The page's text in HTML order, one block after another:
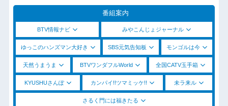
番組案内
BTV情報ナビ みやこんじょジャーナル
ゆっこのハンズマン大好き SBS元気告知板 モンゴルは今
天然うまうま BTVワンダフルWorld 全国CATV玉手箱
KYUSHUさんぽ カンパイ!!ツマミッケ!! 未ラ来ル
さるく門には福きたる